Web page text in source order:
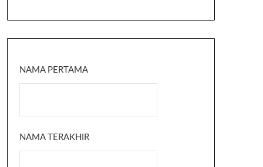
NAMA PERTAMA
NAMA TERAKHIR